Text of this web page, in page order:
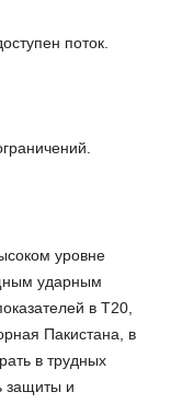
поток.
уровне
ударным
в T20,
Пакистана, в
в трудных
защиты и